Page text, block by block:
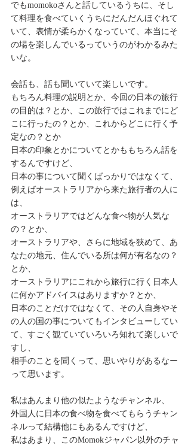
でもmomokoさんと話しているうちに、そし
て料理を食べていくうちにだんだんほぐれて
いて、表情が柔らかくなっていて、本当にそ
の場を楽しんでいるっていうのがわかるみた
いな。
会話も、話も聞いていて楽しいです。
もちろん料理の説明とか、今回の日本の旅行
の目的は？とか、この旅行ではこれまでにど
こに行ったの？とか、これからどこに行く予
定なの？とか
日本の印象とかについてとかももちろん話を
するんですけど、
日本の事について聞くばっかりではなくて、
例えばオーストラリアから来た旅行者の人に
は、
オーストラリアではどんな食べ物が人気な
の？とか、
オーストラリアや、さらに地域を狭めて、あ
なたの地元、住んでいる所は何が有名なの？
とか、
オーストラリアにこれから旅行に行く日本人
に何かアドバイスはありますか？とか、
日本のことだけではなくて、その人自身やそ
の人の国の事についてもインタビューしてい
て、すごく観ていていろいろ知れて楽しいで
すし、
相手のことを聞くって、思いやりがあるなー
って思います。
私はあんまり他の似たようなチャンネル、
外国人に日本の食べ物を食べてもらうチャン
ネルって結構他にもあるんですけど、
私はあまり、このMomokジャパン以外のチャ